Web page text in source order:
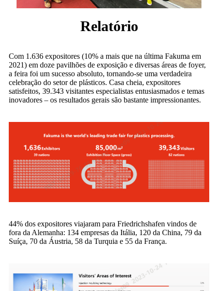
Relatório
Com 1.636 expositores (10% a mais que na última Fakuma em
2021) em doze pavilhões de exposição e diversas áreas de foyer,
a feira foi um sucesso absoluto, tornando-se uma verdadeira
celebração do setor de plásticos. Casa cheia, expositores
satisfeitos, 39.343 visitantes especialistas entusiasmados e temas
inovadores – os resultados gerais são bastante impressionantes.
44% dos expositores viajaram para Friedrichshafen vindos de
fora da Alemanha: 134 empresas da Itália, 120 da China, 79 da
Suíça, 70 da Áustria, 58 da Turquia e 55 da França.